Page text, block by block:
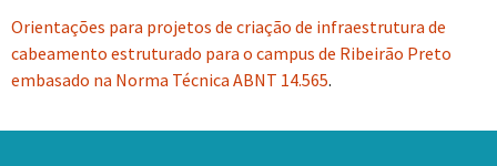
Orientações para projetos de criação de infraestrutura de
cabeamento estruturado para o campus de Ribeirão Preto
embasado na Norma Técnica ABNT 14.565.